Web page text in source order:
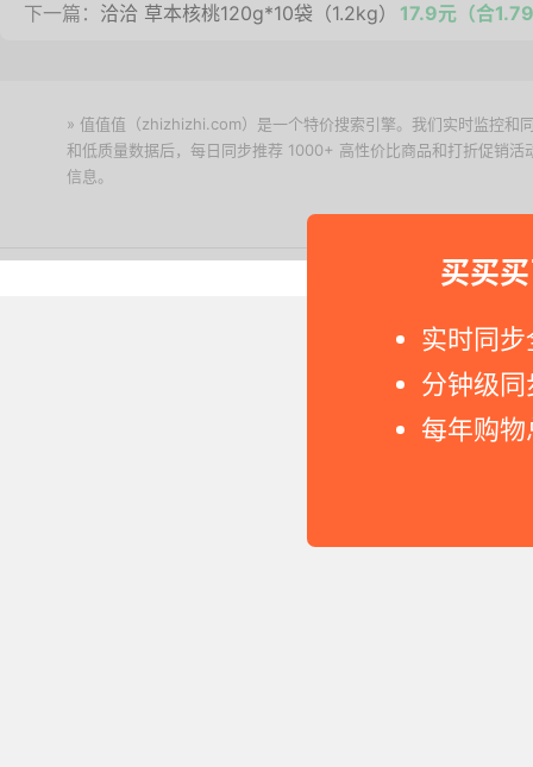
买买
实时同
分钟级
每年购
下一篇： 洽洽 草本核桃120g*10袋（1.2kg） 17.9元（合
» 值值值（zhizhizhi.com）是一个特价搜索引擎。我们实时监控和
和低质量数据后，每日同步推荐 1000+ 高性价比商品和打折促销
信息。
Copyright © 2011-2026 网购